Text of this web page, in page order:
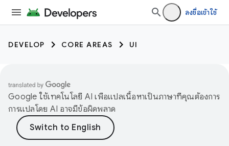
ลงชื่อเข้าใช้
DEVELOP CORE AREAS UI
Google ใช้เทคโนโลยี AI เพื่อแปลเนื้อหาเป็นภาษาที่คุณต้องการ
การแปลโดย AI อาจมีข้อผิดพลาด